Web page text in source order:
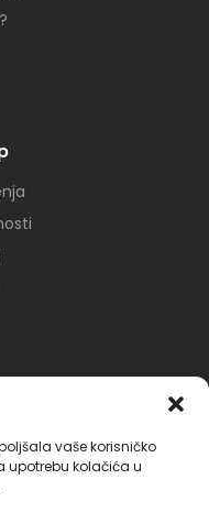
vaše korisničko
upotrebu kolačića u